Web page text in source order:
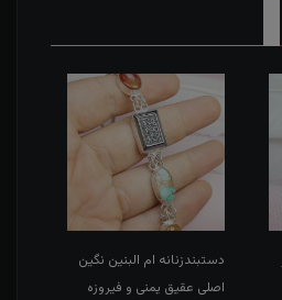
دستبندزنانه ام البنین نگین
اصلی عقیق یمنی و فیروزه